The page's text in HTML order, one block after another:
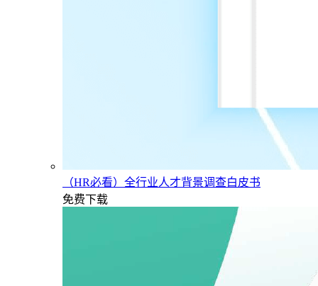
（HR必看）全行业人才背景调查白皮书
免费下载